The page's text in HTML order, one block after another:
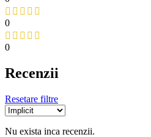
0
0
Recenzii
Resetare filtre
Nu exista inca recenzii.